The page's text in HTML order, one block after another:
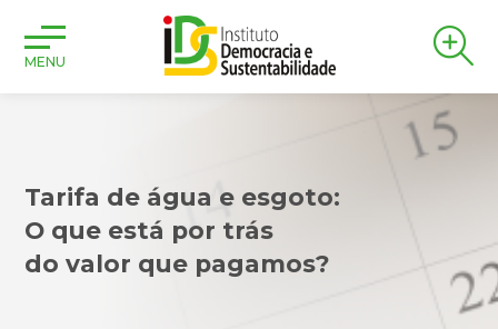
MENU
Tarifa de água e esgoto:
O que está por trás
do valor que pagamos?